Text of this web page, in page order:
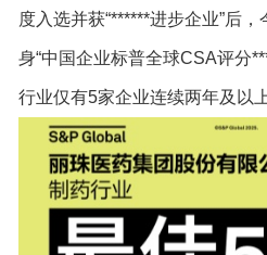
度入选并获“******进步企业”后
身“中国企业标普全球CSA评分
行业仅有5家企业连续两年及以